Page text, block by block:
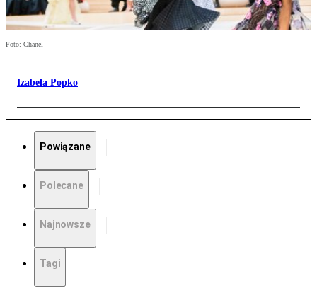
Foto: Chanel
Izabela Popko
Powiązane
Polecane
Najnowsze
Tagi